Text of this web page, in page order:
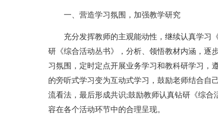
一、营造学习氛围，加强教学研究
充分发挥教师的主观能动性，继续认真学习
研《综合活动丛书》，分析、领悟教材内涵，逐
习氛围，定时定点开展业务学习和教科研学习，
的旁听式学习变为互动式学习，鼓励老师结合自
流看法，最后形成共识;鼓励教师认真钻研《综
容在各个活动环节中的合理呈现。